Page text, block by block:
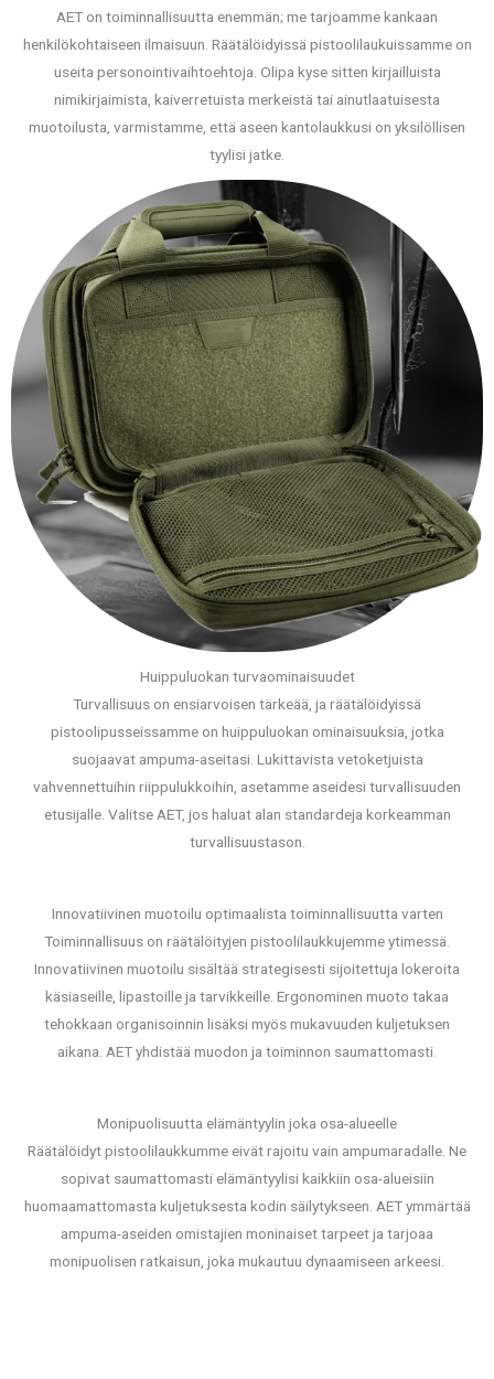
AET on toiminnallisuutta enemmän; me tarjoamme kankaan
henkilökohtaiseen ilmaisuun. Räätälöidyissä pistoolilaukuissamme on
useita personointivaihtoehtoja. Olipa kyse sitten kirjailluista
nimikirjaimista, kaiverretuista merkeistä tai ainutlaatuisesta
muotoilusta, varmistamme, että aseen kantolaukkusi on yksilöllisen
tyylisi jatke.
Huippuluokan turvaominaisuudet
Turvallisuus on ensiarvoisen tärkeää, ja räätälöidyissä
pistoolipusseissamme on huippuluokan ominaisuuksia, jotka
suojaavat ampuma-aseitasi. Lukittavista vetoketjuista
vahvennettuihin riippulukkoihin, asetamme aseidesi turvallisuuden
etusijalle. Valitse AET, jos haluat alan standardeja korkeamman
turvallisuustason.
Innovatiivinen muotoilu optimaalista toiminnallisuutta varten
Toiminnallisuus on räätälöityjen pistoolilaukkujemme ytimessä.
Innovatiivinen muotoilu sisältää strategisesti sijoitettuja lokeroita
käsiaseille, lipastoille ja tarvikkeille. Ergonominen muoto takaa
tehokkaan organisoinnin lisäksi myös mukavuuden kuljetuksen
aikana. AET yhdistää muodon ja toiminnon saumattomasti.
Monipuolisuutta elämäntyylin joka osa-alueelle
Räätälöidyt pistoolilaukkumme eivät rajoitu vain ampumaradalle. Ne
sopivat saumattomasti elämäntyylisi kaikkiin osa-alueisiin
huomaamattomasta kuljetuksesta kodin säilytykseen. AET ymmärtää
ampuma-aseiden omistajien moninaiset tarpeet ja tarjoaa
monipuolisen ratkaisun, joka mukautuu dynaamiseen arkeesi.